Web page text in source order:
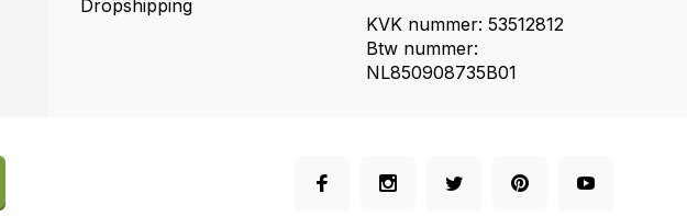
Dropshipping
KVK nummer: 53512812
Btw nummer:
NL850908735B01